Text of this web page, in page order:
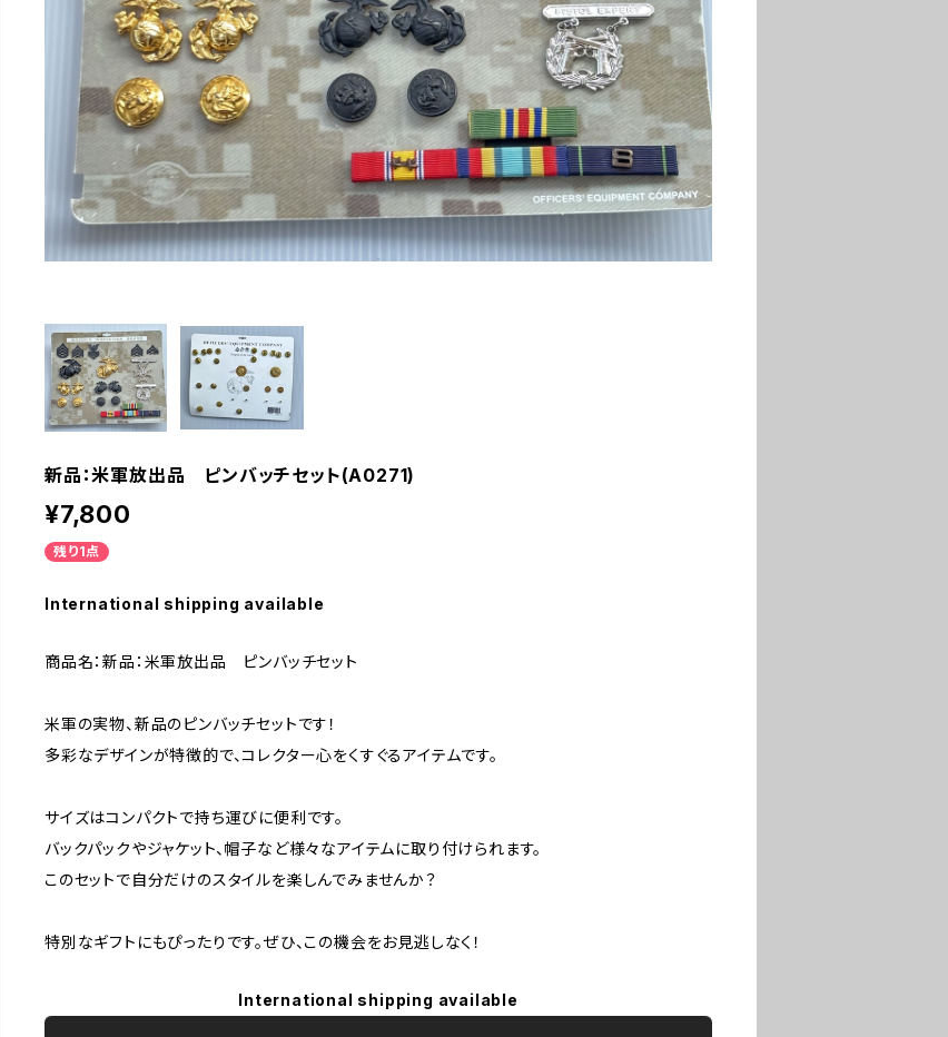
新品：米軍放出品 ピンバッチセット(A0271)
¥7,800
残り1点
International shipping available
商品名：新品：米軍放出品 ピンバッチセット
米軍の実物、新品のピンバッチセットです！
多彩なデザインが特徴的で、コレクター心をくすぐるアイテムです。
サイズはコンパクトで持ち運びに便利です。
バックパックやジャケット、帽子など様々なアイテムに取り付けられます。
このセットで自分だけのスタイルを楽しんでみませんか？
特別なギフトにもぴったりです。ぜひ、この機会をお見逃しなく！
International shipping available